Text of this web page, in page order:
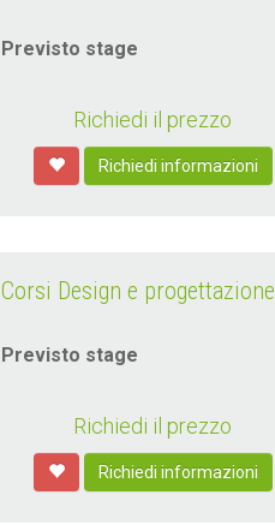
Previsto stage
Richiedi il prezzo
Richiedi informazioni
Corsi Design e progettazione
Previsto stage
Richiedi il prezzo
Richiedi informazioni